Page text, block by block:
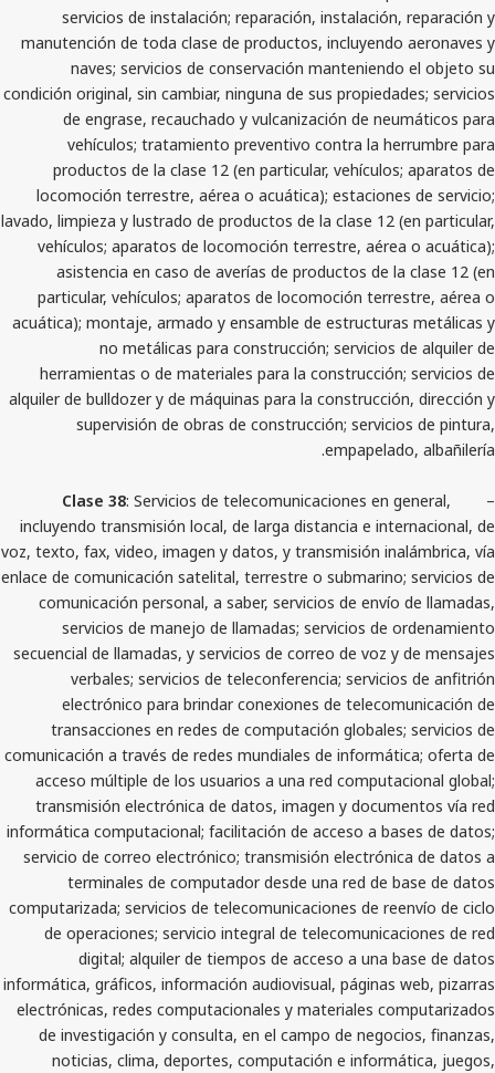
servicios de instalación; reparación,
manutención de toda clase de productos,
naves; servicios de conservación
condición original, sin cambiar, ninguna de sus
de engrase, recauchado y vulcanización de
vehículos; tratamiento preventivo contra la
productos de la clase 12 (en particular,
locomoción terrestre, aérea o acuática);
lavado, limpieza y lustrado de productos de la clase 12
vehículos; aparatos de locomoción terrestre,
asistencia en caso de averías de productos de
particular, vehículos; aparatos de locomoción
acuática); montaje, armado y ensamble de
no metálicas para construcción;
herramientas o de materiales para la
alquiler de bulldozer y de máquinas para la
supervisión de obras de construcción;
Clase 38 : Servicios de telecomunicaciones en
incluyendo transmisión local, de larga distancia e
voz, texto, fax, video, imagen y datos, y transmisión
enlace de comunicación satelital, terrestre o
comunicación personal, a saber, servicios de
servicios de manejo de llamadas; servicios de
secuencial de llamadas, y servicios de correo de voz
verbales; servicios de teleconferencia;
electrónico para brindar conexiones de
transacciones en redes de computación
comunicación a través de redes mundiales de
acceso múltiple de los usuarios a una red
transmisión electrónica de datos, imagen y
informática computacional; facilitación de acceso a
servicio de correo electrónico; transmisión
terminales de computador desde una red de
computarizada; servicios de telecomunicaciones de
de operaciones; servicio integral de
digital; alquiler de tiempos de acceso a una
informática, gráficos, información audiovisual, páginas
electrónicas, redes computacionales y materiales
de investigación y consulta, en el campo de
noticias, clima, deportes, computación e